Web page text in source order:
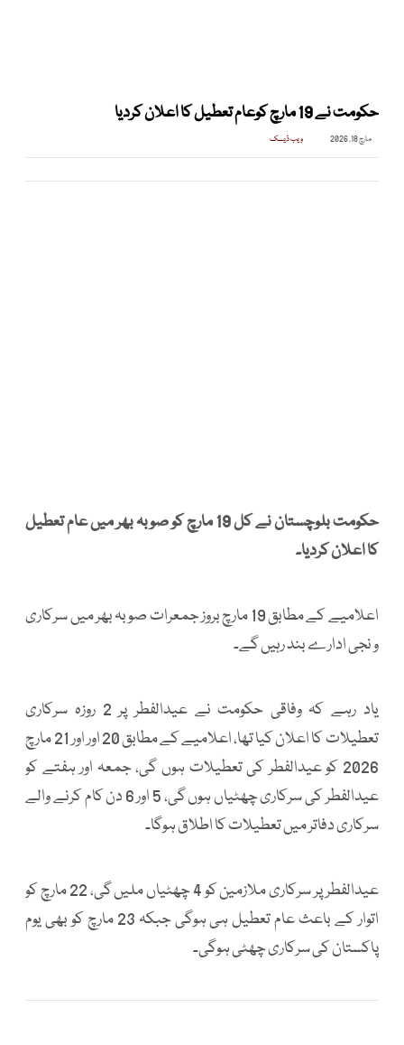
حکومت نے 19 مارچ کوعام تعطیل کا اعلان کردیا
مارچ 18, 2026 ویب ڈیسک
حکومت بلوچستان نے کل 19 مارچ کو صوبہ بھر میں عام تعطیل
کا اعلان کردیا۔
اعلامیے کے مطابق 19 مارچ بروز جمعرات صوبہ بھر میں سرکاری
و نجی ادارے بند رہیں گے۔
یاد رہے کہ وفاقی حکومت نے عیدالفطر پر 2 روزہ سرکاری
تعطیلات کا اعلان کیا تھا، اعلامیے کے مطابق 20 اور اور 21 مارچ
2026 کو عیدالفطر کی تعطیلات ہوں گی، جمعہ اور ہفتے کو
عیدالفطر کی سرکاری چھٹیاں ہوں گی، 5 اور 6 دن کام کرنے والے
سرکاری دفاتر میں تعطیلات کا اطلاق ہوگا۔
عیدالفطر پر سرکاری ملازمین کو 4 چھٹیاں ملیں گی، 22 مارچ کو
اتوار کے باعث عام تعطیل ہی ہوگی جبکہ 23 مارچ کو بھی یوم
پاکستان کی سرکاری چھٹی ہوگی۔